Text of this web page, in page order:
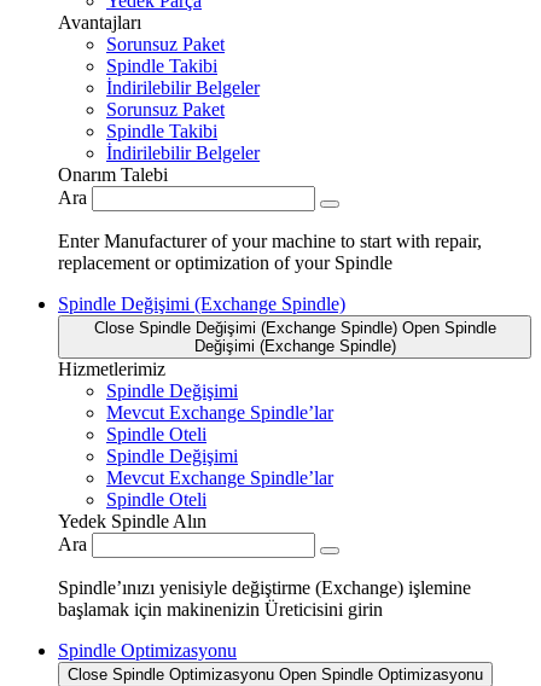
Avantajları
Sorunsuz Paket
Spindle Takibi
İndirilebilir Belgeler
Sorunsuz Paket
Spindle Takibi
İndirilebilir Belgeler
Onarım Talebi
Ara
Enter Manufacturer of your machine to start with repair,
replacement or optimization of your Spindle
Spindle Değişimi (Exchange Spindle)
Close Spindle Değişimi (Exchange Spindle) Open Spindle
Değişimi (Exchange Spindle)
Hizmetlerimiz
Spindle Değişimi
Mevcut Exchange Spindle’lar
Spindle Oteli
Spindle Değişimi
Mevcut Exchange Spindle’lar
Spindle Oteli
Yedek Spindle Alın
Ara
Spindle’ınızı yenisiyle değiştirme (Exchange) işlemine
başlamak için makinenizin Üreticisini girin
Spindle Optimizasyonu
Close Spindle Optimizasyonu Open Spindle Optimizasyonu